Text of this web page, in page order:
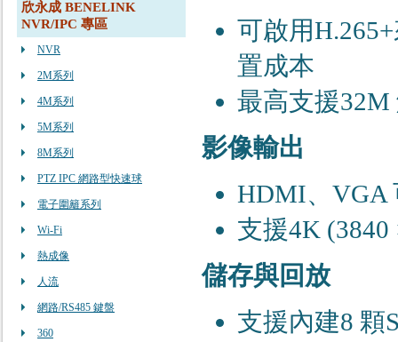
欣永成 BENELINK
NVR/IPC 專區
NVR
2M系列
4M系列
5M系列
8M系列
PTZ IPC 網路型快速球
電子圍籬系列
Wi-Fi
熱成像
人流
網路/RS485 鍵盤
360
可啟⽤
置成本
最⾼⽀援
影像輸出
HDMI、VGA
⽀援4K
儲存與回放
⽀援內建8 顆